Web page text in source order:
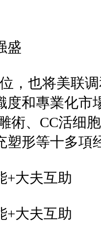
盛
，也将美联
度和專業化市
術、CC活细
塑形等十多項
+大夫互助
+大夫互助